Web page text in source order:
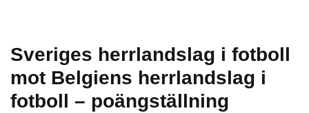
Sveriges herrlandslag i fotboll
mot Belgiens herrlandslag i
fotboll – poängställning